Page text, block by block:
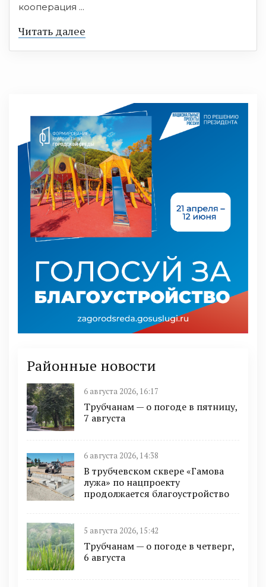
кооперация ...
Читать далее
Районные новости
6 августа 2026, 16:17
Трубчанам — о погоде в пятницу,
7 августа
6 августа 2026, 14:38
В трубчевском сквере «Гамова
лужа» по нацпроекту
продолжается благоустройство
5 августа 2026, 15:42
Трубчанам — о погоде в четверг,
6 августа